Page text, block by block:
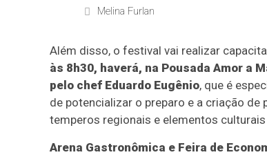
Melina Furlan
Além disso, o festival vai realizar
às 8h30, haverá, na Pousada Amor a
pelo chef Eduardo Eugênio, que é
de potencializar o preparo e a criação
temperos regionais e elementos
Arena Gastronômica e Feira de